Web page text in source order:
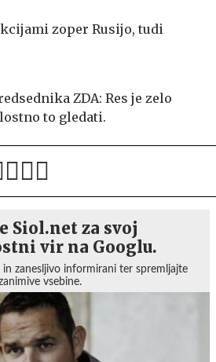
zoper Rusijo, tudi
ZDA: Res je zelo
to gledati.
Siol.net za svoj
vir na Googlu.
zanesljivo informirani ter spremljajte
vsebine.